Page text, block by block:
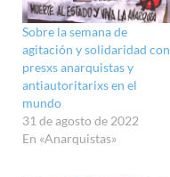
Sobre la semana de
agitación y solidaridad con
presxs anarquistas y
antiautoritarixs en el
mundo
31 de agosto de 2022
En «Anarquistas»